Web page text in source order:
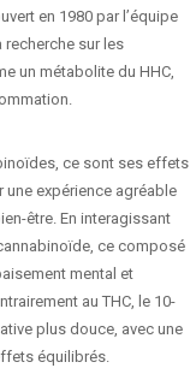
en 1980 par l’équipe
sur les
un métabolite du HHC,
ce sont ses effets
expérience agréable
être. En interagissant
ce composé
mental et
au THC, le 10-
plus douce, avec une
équilibrés.